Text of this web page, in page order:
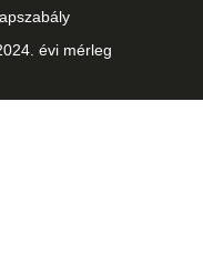
évi mérleg